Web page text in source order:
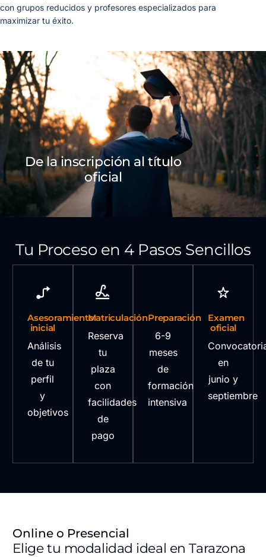
con grupos reducidos y profesores especializados para
maximizar tu éxito.
De la inscripción al título
oficial
Tu Proceso en 4 Pasos Sencillos
Asesoramiento
inicial
Análisis
de tu
perfil
y
objetivos
Matriculación
Reserva
tu
plaza
con
facilidades
de
pago
Preparación
6-9
meses
de
formación
intensiva
Examen
oficial
en
junio y
septiembre
Online o Presencial
Elige tu modalidad ideal en Tarazona